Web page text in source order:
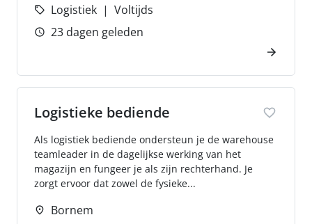
Logistiek
Voltijds
23 dagen geleden
Logistieke bediende
Als logistiek bediende ondersteun je de warehouse
teamleader in de dagelijkse werking van het
magazijn en fungeer je als zijn rechterhand. Je
zorgt ervoor dat zowel de fysieke...
Bornem